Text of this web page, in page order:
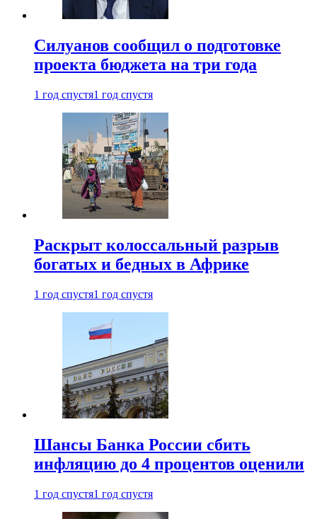
Силуанов сообщил о подготовке
проекта бюджета на три года
1 год спустя1 год спустя
Раскрыт колоссальный разрыв
богатых и бедных в Африке
1 год спустя1 год спустя
Шансы Банка России сбить
инфляцию до 4 процентов оценили
1 год спустя1 год спустя